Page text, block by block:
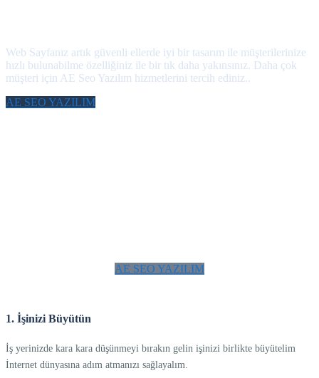
Web Sayfanız artık güvenli ellerde iyi bir tasarım ile müşterilerinize
hızlı bulunabilme özelliğiniz ile bir tık daha yakınsınız. Daha çok
müşteri için AE Seo Yazılım hizmetlerini tercih ediniz..
AE SEO YAZILIM
AE SEO YAZILIM
1. İşinizi Büyütün
İş yerinizde kara kara düşünmeyi bırakın gelin işinizi birlikte büyütelim
İnternet dünyasına adım atmanızı sağlayalım.